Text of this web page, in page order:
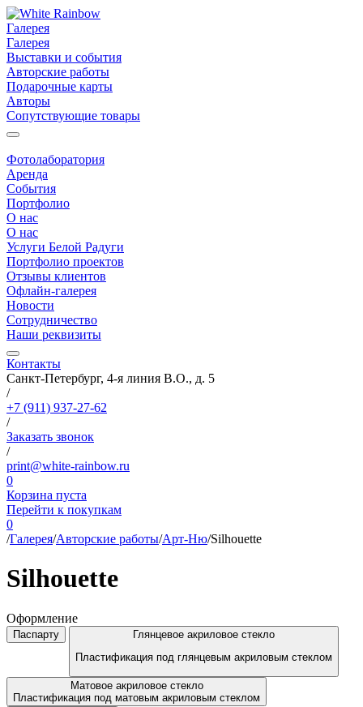
Галерея
Галерея
Выставки и события
Авторские работы
Подарочные карты
Авторы
Сопутствующие товары
Фотолаборатория
Аренда
События
Портфолио
О нас
О нас
Услуги Белой Радуги
Портфолио проектов
Отзывы клиентов
Офлайн-галерея
Новости
Сотрудничество
Наши реквизиты
Контакты
Санкт-Петербург, 4-я линия В.О., д. 5
/
+7 (911) 937-27-62
/
Заказать звонок
/
print@white-rainbow.ru
0
Корзина пуста
Перейти к покупкам
0
/Галерея/Авторские работы/Арт-Ню/Silhouette
Silhouette
Оформление
Паспарту
Глянцевое акриловое стекло
Пластификация под глянцевым акриловым стеклом
Матовое акриловое стекло
Пластификация под матовым акриловым стеклом